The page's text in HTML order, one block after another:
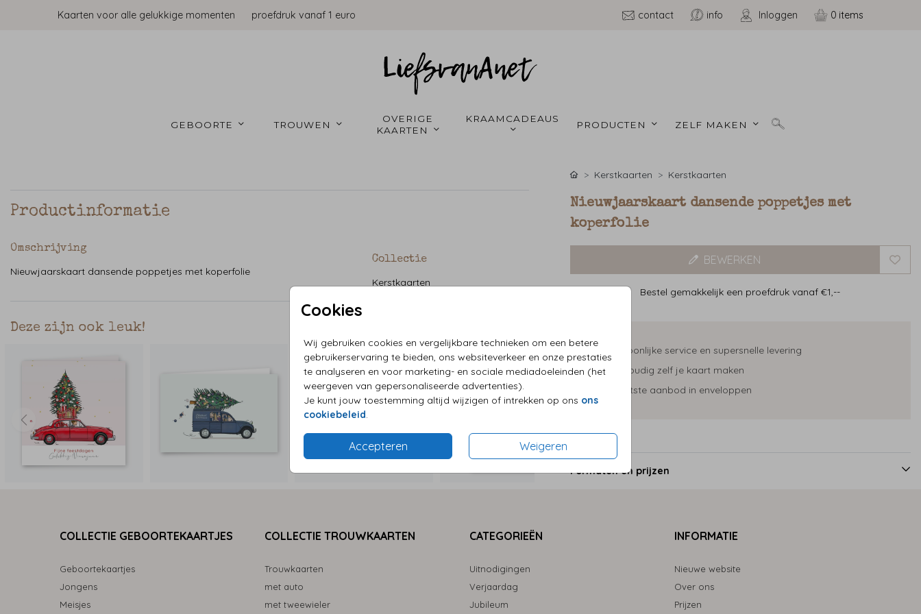
Kaarten voor alle gelukkige momenten proefdruk vanaf 1 euro contact info Inloggen 0
GEBOORTE TROUWEN
OVERIGE
KAARTEN
PRODUCTEN ZELF MAKEN
Cookies
Wij gebruiken cookies en vergelijkbare technieken om een betere
gebruikerservaring te bieden, ons websiteverkeer en onze prestaties
te analyseren en voor marketing- en sociale mediadoeleinden (het
weergeven van gepersonaliseerde advertenties).
Je kunt jouw toestemming altijd wijzigen of intrekken op ons ons
cookiebeleid.
Accepteren Weigeren
Productinformatie
Omschrijving
Nieuwjaarskaart dansende poppetjes met koperfolie
Collectie
Kerstkaarten
Deze zijn ook leuk!
Kerstkaarten Kerstkaarten
Nieuwjaarskaart dansende poppetjes met
koperfolie
BEWERKEN
Bestel gemakkelijk een proefdruk vanaf €1,--
Persoonlijke service en supersnelle levering
Eenvoudig zelf je kaart maken
Grootste aanbod in enveloppen
Formaten en prijzen
COLLECTIE GEBOORTEKAARTJES
Geboortekaartjes
Jongens
Meisjes
COLLECTIE TROUWKAARTEN
Trouwkaarten
met auto
met tweewieler
CATEGORIEËN
Uitnodigingen
Verjaardag
Jubileum
INFORMATIE
Nieuwe website
Over ons
Prijzen